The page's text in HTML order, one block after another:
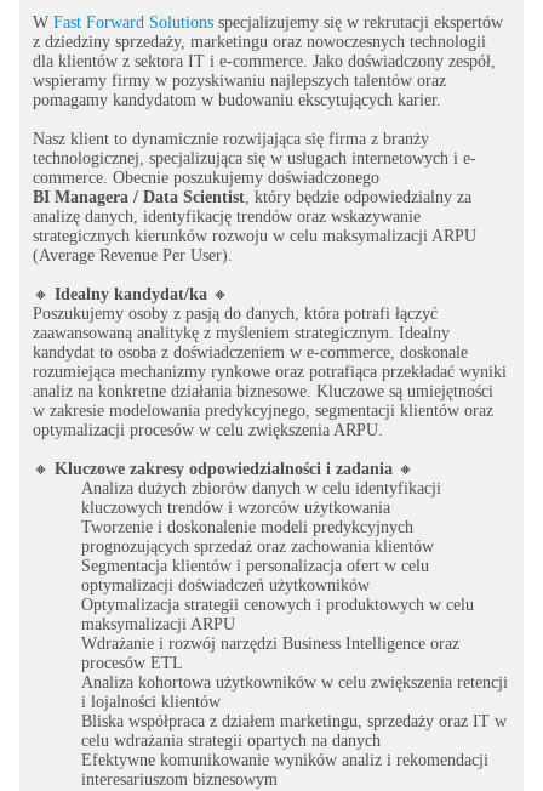
W Fast Forward Solutions specjalizujemy się w rekrutacji ekspertów
z dziedziny sprzedaży, marketingu oraz nowoczesnych technologii
dla klientów z sektora IT i e-commerce. Jako doświadczony zespół,
wspieramy firmy w pozyskiwaniu najlepszych talentów oraz
pomagamy kandydatom w budowaniu ekscytujących karier.
Nasz klient to dynamicznie rozwijająca się firma z branży
technologicznej, specjalizująca się w usługach internetowych i e-
commerce. Obecnie poszukujemy doświadczonego
BI Managera / Data Scientist, który będzie odpowiedzialny za
analizę danych, identyfikację trendów oraz wskazywanie
strategicznych kierunków rozwoju w celu maksymalizacji ARPU
(Average Revenue Per User).
🔸Idealny kandydat/ka 🔸
Poszukujemy osoby z pasją do danych, która potrafi łączyć
zaawansowaną analitykę z myśleniem strategicznym. Idealny
kandydat to osoba z doświadczeniem w e-commerce, doskonale
rozumiejąca mechanizmy rynkowe oraz potrafiąca przekładać wyniki
analiz na konkretne działania biznesowe. Kluczowe są umiejętności
w zakresie modelowania predykcyjnego, segmentacji klientów oraz
optymalizacji procesów w celu zwiększenia ARPU.
🔸Kluczowe zakresy odpowiedzialności i zadania 🔸
Analiza dużych zbiorów danych w celu identyfikacji
kluczowych trendów i wzorców użytkowania
Tworzenie i doskonalenie modeli predykcyjnych
prognozujących sprzedaż oraz zachowania klientów
Segmentacja klientów i personalizacja ofert w celu
optymalizacji doświadczeń użytkowników
Optymalizacja strategii cenowych i produktowych w celu
maksymalizacji ARPU
Wdrażanie i rozwój narzędzi Business Intelligence oraz
procesów ETL
Analiza kohortowa użytkowników w celu zwiększenia retencji
i lojalności klientów
Bliska współpraca z działem marketingu, sprzedaży oraz IT w
celu wdrażania strategii opartych na danych
Efektywne komunikowanie wyników analiz i rekomendacji
interesariuszom biznesowym